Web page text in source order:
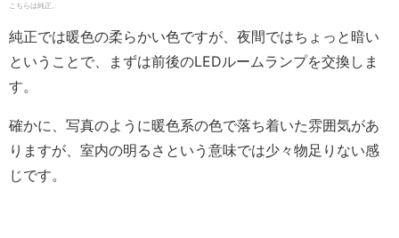
こちらは純正。
純正では暖色の柔らかい色ですが、夜間ではちょっと暗い
ということで、まずは前後のLEDルームランプを交換しま
す。
確かに、写真のように暖色系の色で落ち着いた雰囲気があ
りますが、室内の明るさという意味では少々物足りない感
じです。